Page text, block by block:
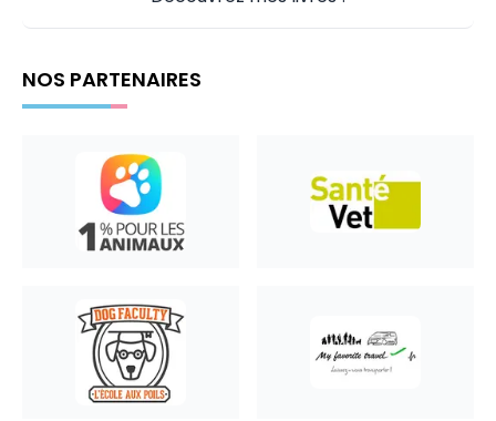
NOS PARTENAIRES